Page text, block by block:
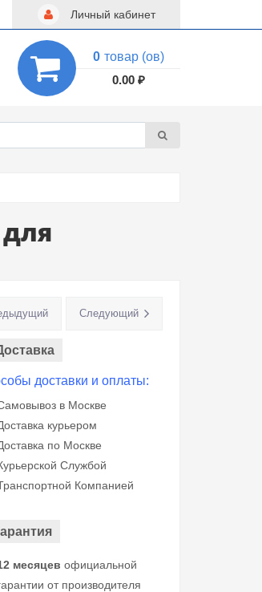
Личный кабинет
0 товар (ов)
0.00 ₽
для
Следующий
доставки и оплаты:
в Москве
курьером
по Москве
Службой
Компанией
месяцев официальной
от производителя